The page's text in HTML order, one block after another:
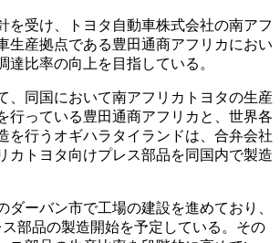
を受け、トヨタ自動車株式会社の南アフ
生産拠点である豊田通商アフリカにおい
達比率の向上を目指している。
、同国において南アフリカトヨタの生産
行っている豊田通商アフリカと、世界各
を行うオギハラタイランドは、合弁会社
カトヨタ向けプレス部品を同国内で製造
ダーバン市で工場の建設を進めており、
ス部品の製造開始を予定している。その